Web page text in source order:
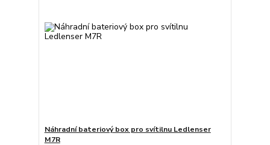
Náhradní bateriový box pro svítilnu Ledlenser
M7R